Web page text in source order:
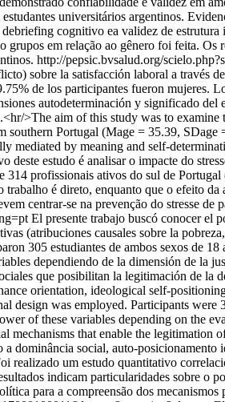
universitários argentinos.
cognitivo ea validez de
grupos em relação ao gênero foi feita.
http://pepsic.bvsalud.org/
sobre la satisfacción laboral a través
de los participantes fueron mujeres.
autodeterminación y significado
>The aim of this study was to
Portugal (Mage = 35.39,
by meaning and self-
estudo é analisar o impacte do
profissionais ativos do sul de
é direto, enquanto que o efeito
centrar-se na prevenção do stresse
El presente trabajo buscó conocer el
(atribuciones causales sobre la
305 estudiantes de ambos sexos de
dependiendo de la dimensión de la
que posibilitan la legitimación de
orientation, ideological self-
design was employed. Participants
of these variables depending on the
that enable the legitimation
dominância social, auto-
realizado um estudo quantitativo
indicam particularidades sobre o
para a compreensão dos